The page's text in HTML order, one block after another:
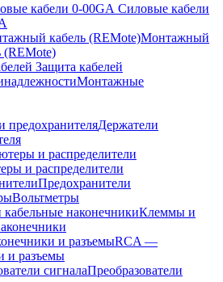
Силовые кабели
Монтажный
(REMote)
Защита кабелей
Монтажные
Держатели
и распределители
Предохранители
Вольтметры
Клеммы и
RCA —
и разъемы
Преобразователи